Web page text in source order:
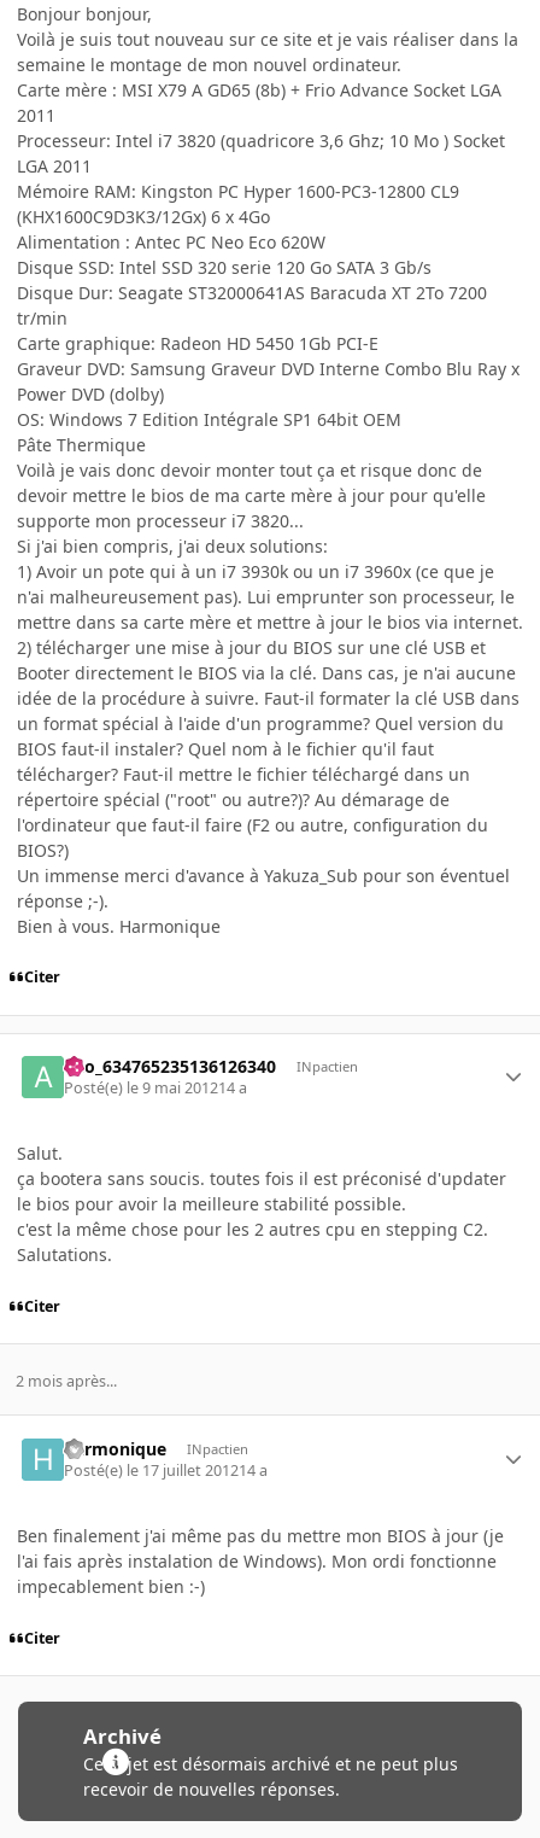
Bonjour bonjour,
Voilà je suis tout nouveau sur ce site et je vais réaliser dans la
semaine le montage de mon nouvel ordinateur.
Carte mère : MSI X79 A GD65 (8b) + Frio Advance Socket LGA
2011
Processeur: Intel i7 3820 (quadricore 3,6 Ghz; 10 Mo ) Socket
LGA 2011
Mémoire RAM: Kingston PC Hyper 1600-PC3-12800 CL9
(KHX1600C9D3K3/12Gx) 6 x 4Go
Alimentation : Antec PC Neo Eco 620W
Disque SSD: Intel SSD 320 serie 120 Go SATA 3 Gb/s
Disque Dur: Seagate ST32000641AS Baracuda XT 2To 7200
tr/min
Carte graphique: Radeon HD 5450 1Gb PCI-E
Graveur DVD: Samsung Graveur DVD Interne Combo Blu Ray x
Power DVD (dolby)
OS: Windows 7 Edition Intégrale SP1 64bit OEM
Pâte Thermique
Voilà je vais donc devoir monter tout ça et risque donc de
devoir mettre le bios de ma carte mère à jour pour qu'elle
supporte mon processeur i7 3820...
Si j'ai bien compris, j'ai deux solutions:
1) Avoir un pote qui à un i7 3930k ou un i7 3960x (ce que je
n'ai malheureusement pas). Lui emprunter son processeur, le
mettre dans sa carte mère et mettre à jour le bios via internet.
2) télécharger une mise à jour du BIOS sur une clé USB et
Booter directement le BIOS via la clé. Dans cas, je n'ai aucune
idée de la procédure à suivre. Faut-il formater la clé USB dans
un format spécial à l'aide d'un programme? Quel version du
BIOS faut-il instaler? Quel nom à le fichier qu'il faut
télécharger? Faut-il mettre le fichier téléchargé dans un
répertoire spécial ("root" ou autre?)? Au démarage de
l'ordinateur que faut-il faire (F2 ou autre, configuration du
BIOS?)
Un immense merci d'avance à Yakuza_Sub pour son éventuel
réponse ;-).
Bien à vous. Harmonique
Citer
ano_634765235136126340 INpactien
Posté(e) le 9 mai 201214 a
Salut.
ça bootera sans soucis. toutes fois il est préconisé d'updater
le bios pour avoir la meilleure stabilité possible.
c'est la même chose pour les 2 autres cpu en stepping C2.
Salutations.
Citer
2 mois après...
harmonique INpactien
Posté(e) le 17 juillet 201214 a
Ben finalement j'ai même pas du mettre mon BIOS à jour (je
l'ai fais après instalation de Windows). Mon ordi fonctionne
impecablement bien :-)
Citer
Archivé
Ce sujet est désormais archivé et ne peut plus
recevoir de nouvelles réponses.